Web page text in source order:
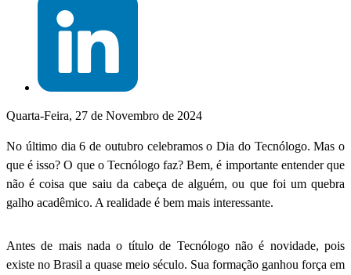
Quarta-Feira, 27 de Novembro de 2024
No último dia 6 de outubro celebramos o Dia do Tecnólogo. Mas o
que é isso? O que o Tecnólogo faz? Bem, é importante entender que
não é coisa que saiu da cabeça de alguém, ou que foi um quebra
galho acadêmico. A realidade é bem mais interessante.
Antes de mais nada o título de Tecnólogo não é novidade, pois
existe no Brasil a quase meio século. Sua formação ganhou força em